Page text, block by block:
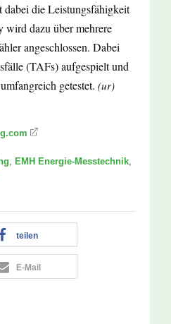
die Leistungsfähigkeit
wird dazu über mehrere
angeschlossen. Dabei
(TAFs) aufgespielt und
getestet. (ur)
EMH Energie-Messtechnik
teilen
E-Mail